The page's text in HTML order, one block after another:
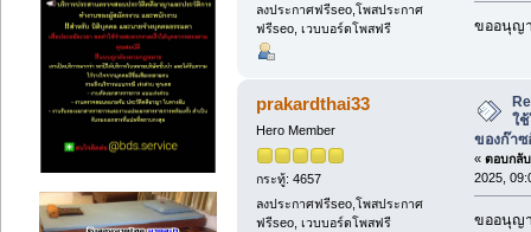
ลงประกาศฟรีseo,โพสประกาศ
ฟรีseo, เวบบอร์ดโพสฟรี
ขออนุญ
prakardthai33
Hero Member
กระทู้: 4657
ลงประกาศฟรีseo,โพสประกาศ
ฟรีseo, เวบบอร์ดโพสฟรี
ใ
ของก๊าซ
« ตอบกลั
2025,
ขออนุญ